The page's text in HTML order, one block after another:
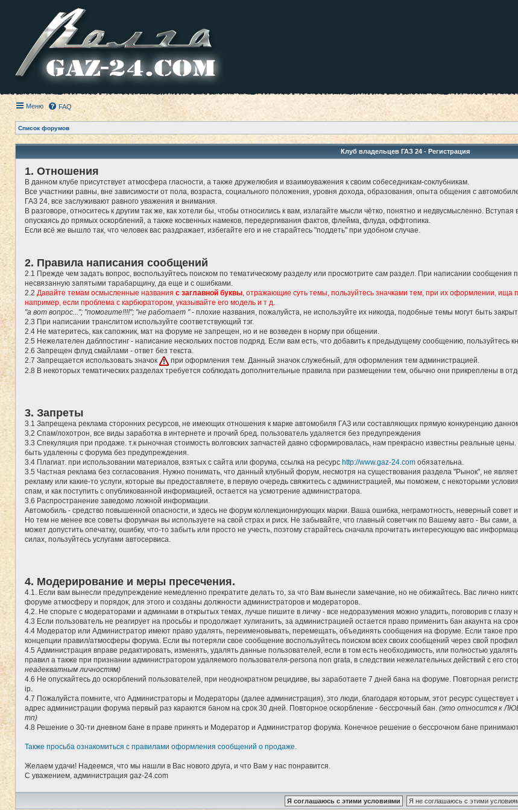
Меню FAQ
Список форумов
Клуб владельцев ГАЗ 24 - Регистрация
1. Отношения
В данном клубе присутствует атмосфера гласности, а также дружелюбия и взаимоуважения к своим собеседникам-соклубникам.
Все участники равны, вне зависимости от пола, возраста, социального положения, уровня дохода, образования, опыта общения с
ГАЗ 24, все заслуживают равного уважения и внимания.
В разговоре, относитесь к другим так же, как хотели бы, чтобы относились к вам, излагайте мысли чётко, понятно и недвусмысленно.
опускаясь до прямых оскорблений, а также косвенных намеков, передергивания фактов, флейма, флуда, оффтопика.
Если всё же вышло так, что человек вас раздражает, избегайте его и не старайтесь "поддеть" при удобном случае.
2. Правила написания сообщений
2.1 Прежде чем задать вопрос, воспользуйтесь поиском по тематическому разделу или просмотрите сам раздел. При написании сообщения
несвязанную запятыми тарабарщину, да еще и с ошибками.
2.2 Давайте темам осмысленные названия с заглавной буквы, отражающие суть темы, пользуйтесь значками тем, при их оформлении,
например, если проблема с карбюратором, указывайте его модель и т д.
"а вот вопрос..."; "помогите!!!!"; "не работает "- плохие названия, пожалуйста, не используйте их никогда, подобные темы могут быть
2.3 При написании транслитом используйте соответствующий тэг.
2.4 Не материтесь, как сапожник, мат на форуме не запрещен, но и не возведен в норму при общении.
2.5 Нежелателен даблпостинг - написание нескольких постов подряд. Если вам есть, что добавить к предыдущему сообщению, пользуйтесь
2.6 Запрещен флуд смайлами - ответ без текста.
2.7 Запрещается использовать значок
при оформления тем. Данный значок служебный, для оформления тем администрацией.
2.8 В некоторых тематических разделах требуется соблюдать дополнительные правила при размещении тем, обычно они прикреплены в
3. Запреты
3.1 Запрещена реклама сторонних ресурсов, не имеющих отношения к марке автомобиля ГАЗ или составляющих прямую конкуренцию
3.2 Спам/лохотрон, все виды заработка в интернете и прочий бред. пользователь удаляется без предупреждения
3.3 Спекуляция при продаже. т.к рыночная стоимость волговских запчастей давно сформировалась, нам прекрасно известны реальные
быть удаленны с форума без предупреждения.
3.4 Плагиат. при использовании материалов, взятых с сайта или форума, ссылка на ресурс http://www.gaz-24.com обязательна.
3.5 Частная реклама без согласования. Нужно понимать, что данный клубный форум, несмотря на существования раздела "Рынок", не
рекламу или какие-то услуги, которые вы предоставляете, в первую очередь свяжитесь с администрацией, мы поможем, с некоторыми
спам, и как поступить с опубликованной информацией, остается на усмотрение администратора.
3.6 Распространение заведомо ложной информации.
Автомобиль - средство повышенной опасности, и здесь не форум коллекционирующих марки. Ваша ошибка, неграмотность, неверный
Но тем не менее все советы форумчан вы используете на свой страх и риск. Не забывайте, что главный советчик по Вашему авто - Вы
может допустить опечатку, ошибку, что-то забыть или просто не учесть, поэтому старайтесь сначала прочитать интересующую вас
силах, пользуйтесь услугами автосервиса.
4. Модерирование и меры пресечения.
4.1. Если вам вынесли предупреждение немедленно прекратите делать то, за что Вам вынесли замечание, но не обижайтесь. Вас лично
форуме атмосферу и порядок, для этого и созданы должности администраторов и модераторов.
4.2. Не спорьте с модераторами и админами в открытых темах, лучше пишите в личку - все недоразумения можно уладить, поговорив с глазу
4.3 Если пользователь не реагирует на просьбы и продолжает хулиганить, за администрацией остается право применить бан акаунта на
4.4 Модератор или Администратор имеют право удалять, переименовывать, перемещать, объединять сообщения на форуме. Если такое
концепции правил/атмосферы форума. Если вы потеряли свое сообщение воспользуйтесь поиском всех своих сообщений через свой
4.5 Администрация вправе редактировать, изменять, удалять данные пользователей, если в том есть необходимость, или полностью
правил а также при признании администратором удаляемого пользователя-persona non grata, в следствии нежелательных действий с его
неадекватным личностям)
4.6 Не опускайтесь до оскорблений пользователей, при неоднократном рецидиве, вы заработаете 7 дней бана на форуме. Повторная
ip.
4.7 Пожалуйста помните, что Администраторы и Модераторы (далее администрация), это люди, благодаря которым, этот ресурс
адрес администрации форума первый раз караются баном на срок 30 дней. Повторное оскорбление - бессрочный бан. (это относится к
тп)
4.8 Решение о 30-ти дневном бане в праве принять и Модератор и Администратор форума. Конечное решение о бессрочном бане
Также просьба ознакомиться с правилами оформления сообщений о продаже.
Желаем удачи! Надеемся, что мы нашли в Вас нового друга, и что Вам у нас понравится.
С уважением, администрация gaz-24.com